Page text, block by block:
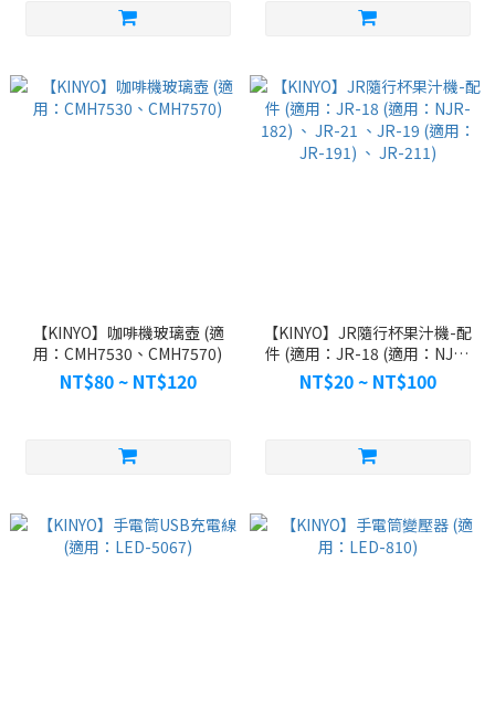
【KINYO】咖啡機玻璃壺 (適
用：CMH7530、CMH7570)
NT$80 ~ NT$120
【KINYO】JR隨行杯果汁機-配
件 (適用：JR-18 (適用：NJR-
182) 、 JR-21 、JR-19 (適用：
JR-191) 、 JR-211)
NT$20 ~ NT$100